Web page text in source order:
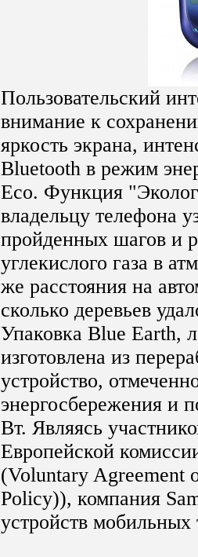
Пользовательский
внимание к
яркость экрана,
Bluetooth в режим
Eco. Функция
владельцу телефона
пройденных шагов и
углекислого газа в
же расстояния на
сколько деревьев
Упаковка Blue Earth,
изготовлена из
устройство,
энергосбережения и
Вт. Являясь
Европейской
(Voluntary Agreement
Policy)), компания
устройств мобильных